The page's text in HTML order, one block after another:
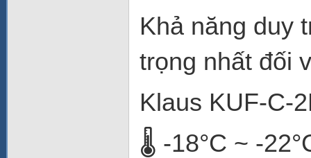
Khả năng duy
trọng nhất đối
Klaus KUF-C-
🌡️ -18°C ~ -